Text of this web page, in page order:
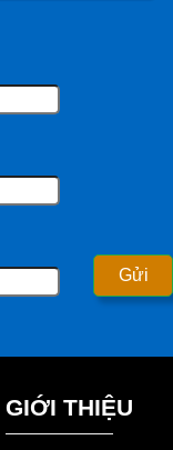
GIỚI THIỆU